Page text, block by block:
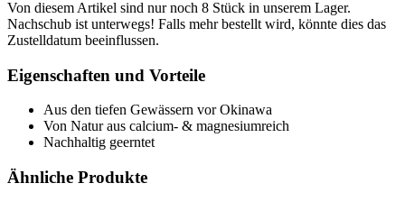
Von diesem Artikel sind nur noch 8 Stück in unserem Lager.
Nachschub ist unterwegs! Falls mehr bestellt wird, könnte dies das
Zustelldatum beeinflussen.
Eigenschaften und Vorteile
Aus den tiefen Gewässern vor Okinawa
Von Natur aus calcium- & magnesiumreich
Nachhaltig geerntet
Ähnliche Produkte